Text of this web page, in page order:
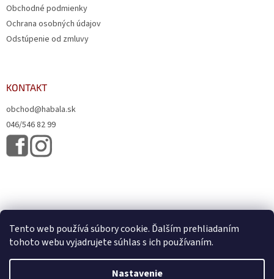
Tento web používá súbory cookie. Ďalším prehliadaním
tohoto webu vyjadrujete súhlas s ich používaním.
Nastavenie
Obchodné podmienky
Ochrana osobných údajov
Odstúpenie od zmluvy
KONTAKT
obchod@habala.sk
046/546 82 99